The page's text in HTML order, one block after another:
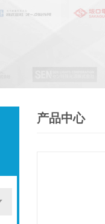
产品中心